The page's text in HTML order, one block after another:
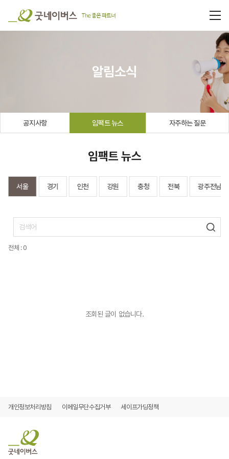
알림소식
공지사항 임팩트 뉴스 자주하는 질문
임팩트 뉴스
서울 경기 인천 강원 충청 전북 광주전남
전체 : 0
조회된 글이 없습니다.
개인정보처리방침 이메일무단수집거부 세이프가딩정책